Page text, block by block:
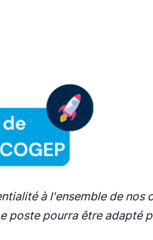
à l'ensemble de nos
poste pourra être adapté